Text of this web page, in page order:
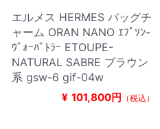
エルメス HERMES バッグチ
ャーム ORAN NANO ｴﾌﾟｿﾝ-
ｳﾞｫｰﾊﾞﾄﾗｰ ETOUPE-
NATURAL SABRE ブラウン
系 gsw-6 gif-04w
¥ 101,800円 （税込）